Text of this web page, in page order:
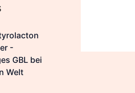
-
GBL bei
Welt